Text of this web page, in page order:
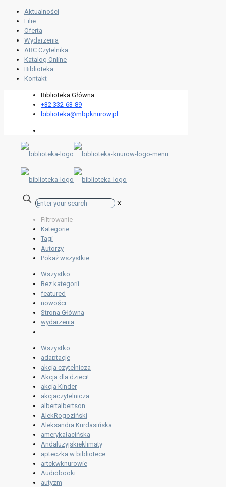
Aktualności
Filie
Oferta
Wydarzenia
ABC Czytelnika
Katalog Online
Biblioteka
Kontakt
Biblioteka Główna:
+32 332-63-89
biblioteka@mbpknurow.pl
✕
Filtrowanie
Kategorie
Tagi
Autorzy
Pokaż wszystkie
Wszystko
Bez kategorii
featured
nowości
Strona Główna
wydarzenia
Wszystko
adaptacje
akcja czytelnicza
Akcja dla dzieci!
akcja Kinder
akcjaczytelnicza
albertalbertson
AlekRogoziński
Aleksandra Kurdasińska
amerykałacińska
Andaluzyjskieklimaty
apteczka w bibliotece
artckwknurowie
Audiobooki
autyzm